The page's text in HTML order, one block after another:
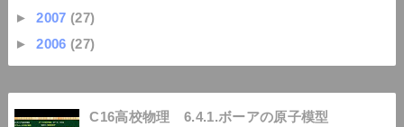
►2007 (27)
►2006 (27)
C16高校物理 6.4.1.ボーアの原子模型